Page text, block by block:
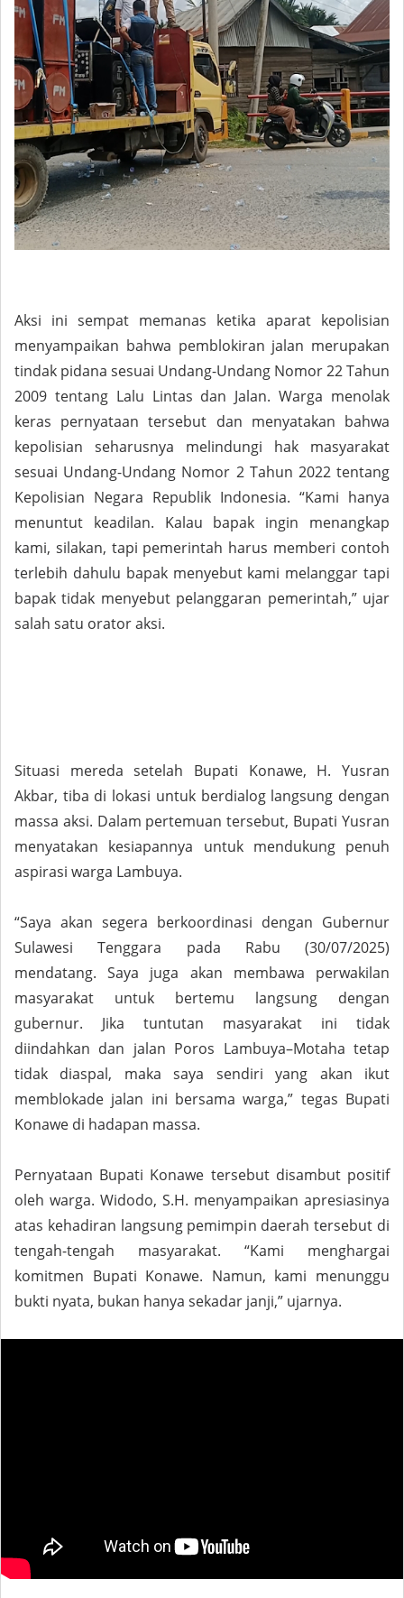
Aksi ini sempat memanas ketika aparat kepolisian
menyampaikan bahwa pemblokiran jalan merupakan
tindak pidana sesuai Undang-Undang Nomor 22 Tahun
2009 tentang Lalu Lintas dan Jalan. Warga menolak
keras pernyataan tersebut dan menyatakan bahwa
kepolisian seharusnya melindungi hak masyarakat
sesuai Undang-Undang Nomor 2 Tahun 2022 tentang
Kepolisian Negara Republik Indonesia. “Kami hanya
menuntut keadilan. Kalau bapak ingin menangkap
kami, silakan, tapi pemerintah harus memberi contoh
terlebih dahulu bapak menyebut kami melanggar tapi
bapak tidak menyebut pelanggaran pemerintah,” ujar
salah satu orator aksi.
Situasi mereda setelah Bupati Konawe, H. Yusran
Akbar, tiba di lokasi untuk berdialog langsung dengan
massa aksi. Dalam pertemuan tersebut, Bupati Yusran
menyatakan kesiapannya untuk mendukung penuh
aspirasi warga Lambuya.
“Saya akan segera berkoordinasi dengan Gubernur
Sulawesi Tenggara pada Rabu (30/07/2025)
mendatang. Saya juga akan membawa perwakilan
masyarakat untuk bertemu langsung dengan
gubernur. Jika tuntutan masyarakat ini tidak
diindahkan dan jalan Poros Lambuya–Motaha tetap
tidak diaspal, maka saya sendiri yang akan ikut
memblokade jalan ini bersama warga,” tegas Bupati
Konawe di hadapan massa.
Pernyataan Bupati Konawe tersebut disambut positif
oleh warga. Widodo, S.H. menyampaikan apresiasinya
atas kehadiran langsung pemimpin daerah tersebut di
tengah-tengah masyarakat. “Kami menghargai
komitmen Bupati Konawe. Namun, kami menunggu
bukti nyata, bukan hanya sekadar janji,” ujarnya.